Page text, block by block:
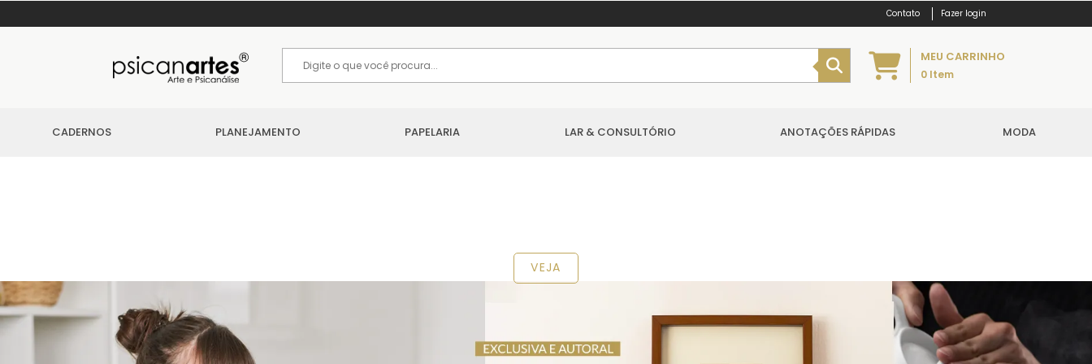
Fazer login
MEU CARRINHO
0 Item
CADERNOS PLANEJAMENTO PAPELARIA LAR & CONSULTÓRIO ANOTAÇÕES RÁPIDAS MODA
VEJA